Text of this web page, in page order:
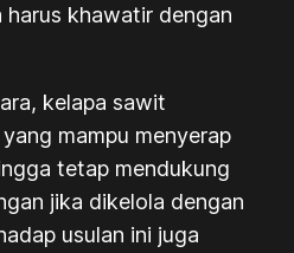
khawatir dengan
kelapa sawit
mampu menyerap
tetap mendukung
jika dikelola dengan
usulan ini juga